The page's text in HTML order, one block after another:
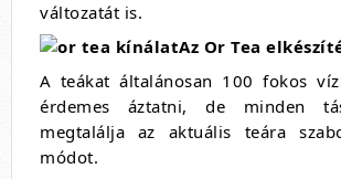
változatát is.
Az Or Tea
A teákat általánosan 100 fokos
érdemes áztatni, de minden
megtalálja az aktuális teára
módot.